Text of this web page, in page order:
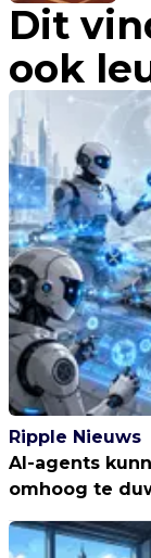
Dit
ook
Ripple Nieuws
AI-agents
omhoog te